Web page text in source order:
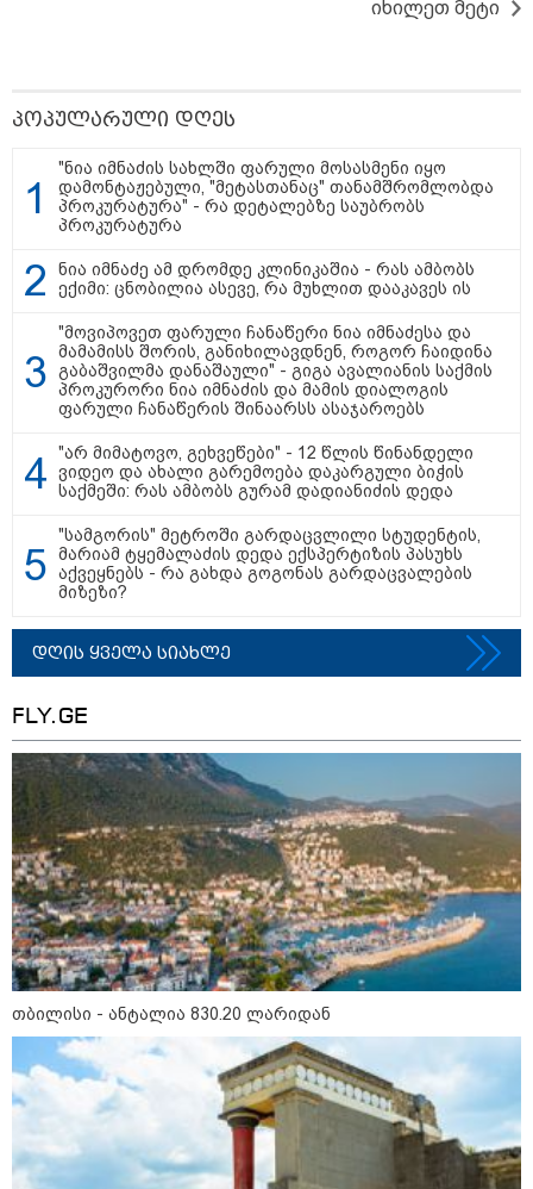
ლარიდან
ლარიდან
თბილისი - ბუდაპეშტი 1175.50
ლარიდან
მნიშვნელოვანი ინფორმაცია
11:13 / 05-08-2026
Hisense წარმოგიდგენთ გზავნილს "ინოვაციები
უკეთესი ცხოვრებისათვის" FIFA-ს 2026 წლის
მსოფლიო ჩემპიონატზე™
იხილეთ მეტი
პოპულარული დღეს
"ნია იმნაძის სახლში ფარული მოსასმენი იყო
დამონტაჟებული, "მეტასთანაც" თანამშრომლობდა
პროკურატურა" - რა დეტალებზე საუბრობს
პროკურატურა
ნია იმნაძე ამ დრომდე კლინიკაშია - რას ამბობს
ექიმი: ცნობილია ასევე, რა მუხლით დააკავეს ის
"მოვიპოვეთ ფარული ჩანაწერი ნია იმნაძესა და
მამამისს შორის, განიხილავდნენ, როგორ ჩაიდინა
გაბაშვილმა დანაშაული" - გიგა ავალიანის საქმის
პროკურორი ნია იმნაძის და მამის დიალოგის
ფარული ჩანაწერის შინაარსს ასაჯაროებს
"არ მიმატოვო, გეხვეწები" - 12 წლის წინანდელი
ვიდეო და ახალი გარემოება დაკარგული ბიჭის
საქმეში: რას ამბობს გურამ დადიანიძის დედა
"სამგორის" მეტროში გარდაცვლილი სტუდენტის,
მარიამ ტყემალაძის დედა ექსპერტიზის პასუხს
აქვეყნებს - რა გახდა გოგონას გარდაცვალების
მიზეზი?
დღის ყველა სიახლე
FLY.GE
თბილისი - ანტალია 830.20 ლარიდან